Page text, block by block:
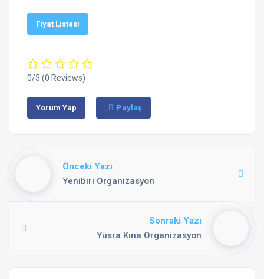
Fiyat Listesi
0/5 (0 Reviews)
Yorum Yap Paylaş
Önceki Yazı
Yenibiri Organizasyon
Sonraki Yazı
Yüsra Kına Organizasyon